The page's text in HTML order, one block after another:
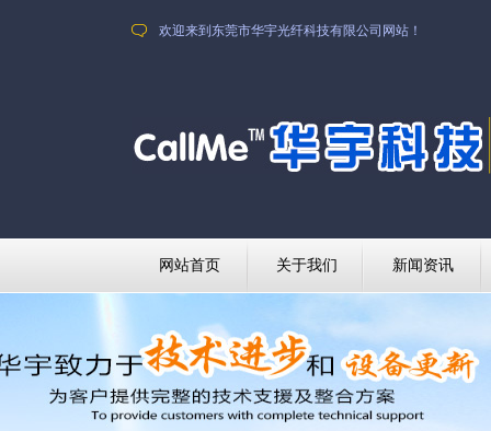
欢迎来到东莞市华宇光纤科技有限公司网站！
网站首页 关于我们 新闻资讯